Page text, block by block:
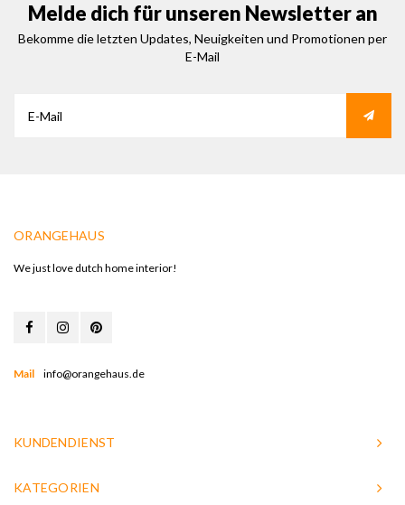
Melde dich für unseren Newsletter an
Bekomme die letzten Updates, Neuigkeiten und Promotionen per
E-Mail
ORANGEHAUS
We just love dutch home interior!
Mail info@orangehaus.de
KUNDENDIENST
KATEGORIEN